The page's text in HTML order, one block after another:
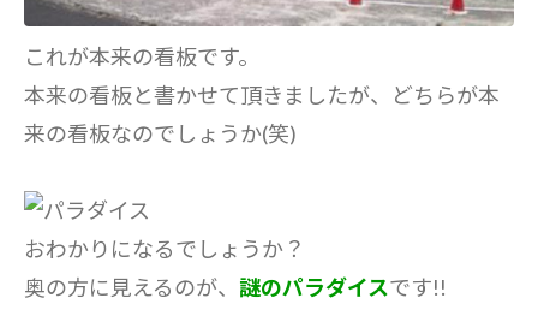
これが本来の看板です。
本来の看板と書かせて頂きましたが、どちらが本
来の看板なのでしょうか(笑)
おわかりになるでしょうか？
奥の方に見えるのが、 謎のパラダイスです!!